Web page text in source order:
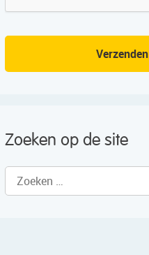
Verzenden
Zoeken op de site
Zoeken
naar: